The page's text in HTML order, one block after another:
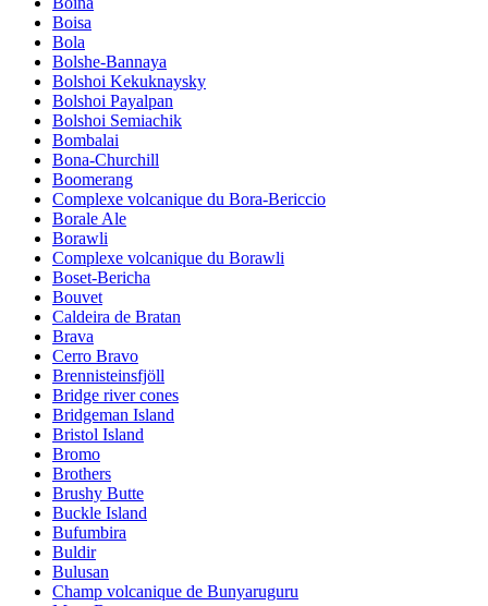
Boisa
Bola
Bolshe-Bannaya
Bolshoi Kekuknaysky
Bolshoi Payalpan
Bolshoi Semiachik
Bombalai
Bona-Churchill
Boomerang
Complexe volcanique du Bora-Bericcio
Borale Ale
Borawli
Complexe volcanique du Borawli
Boset-Bericha
Bouvet
Caldeira de Bratan
Brava
Cerro Bravo
Brennisteinsfjöll
Bridge river cones
Bridgeman Island
Bristol Island
Bromo
Brothers
Brushy Butte
Buckle Island
Bufumbira
Buldir
Bulusan
Champ volcanique de Bunyaruguru